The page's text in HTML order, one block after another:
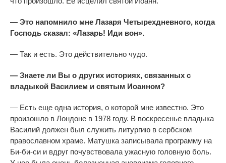
— Это напомнило мне Лазаря Четырехдневного, когда
Господь сказал: «Лазарь! Иди вон».
— Так и есть. Это действительно чудо.
— Знаете ли Вы о других историях, связанных с
владыкой Василием и святым Иоанном?
— Есть еще одна история, о которой мне известно. Это
произошло в Лондоне в 1978 году. В воскресенье владыка
Василий должен был служить литургию в сербском
православном храме. Матушка записывала программу на
Би-би-си и вдруг почувствовала ужасную головную боль.